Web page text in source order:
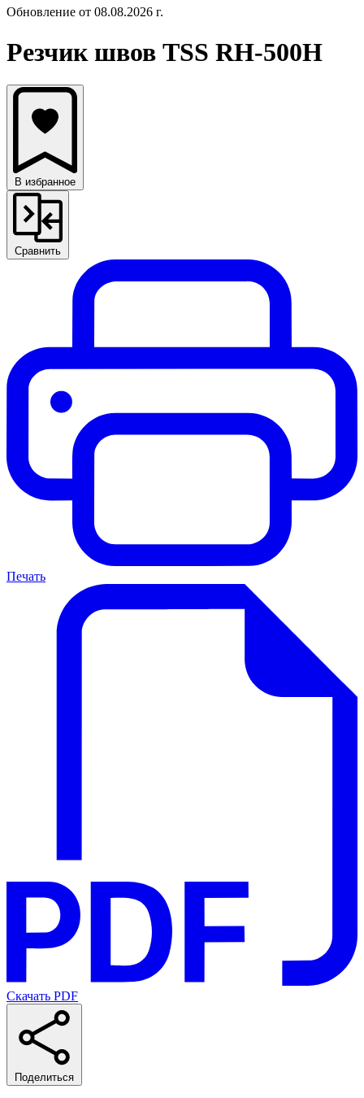
Обновление от 08.08.2026 г.
Резчик швов TSS RH-500H
В избранное
Сравнить
Печать
Скачать PDF
Поделиться